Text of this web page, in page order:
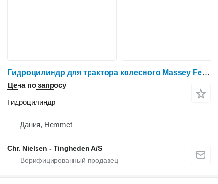
Гидроцилиндр для трактора колесного Massey Ferguson 3060
Цена по запросу
Гидроцилиндр
Дания, Hemmet
Chr. Nielsen - Tingheden A/S